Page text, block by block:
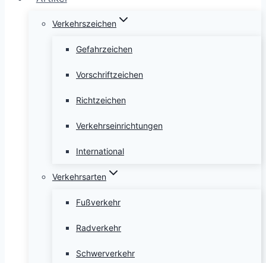
Verkehrszeichen
Gefahrzeichen
Vorschriftzeichen
Richtzeichen
Verkehrseinrichtungen
International
Verkehrsarten
Fußverkehr
Radverkehr
Schwerverkehr